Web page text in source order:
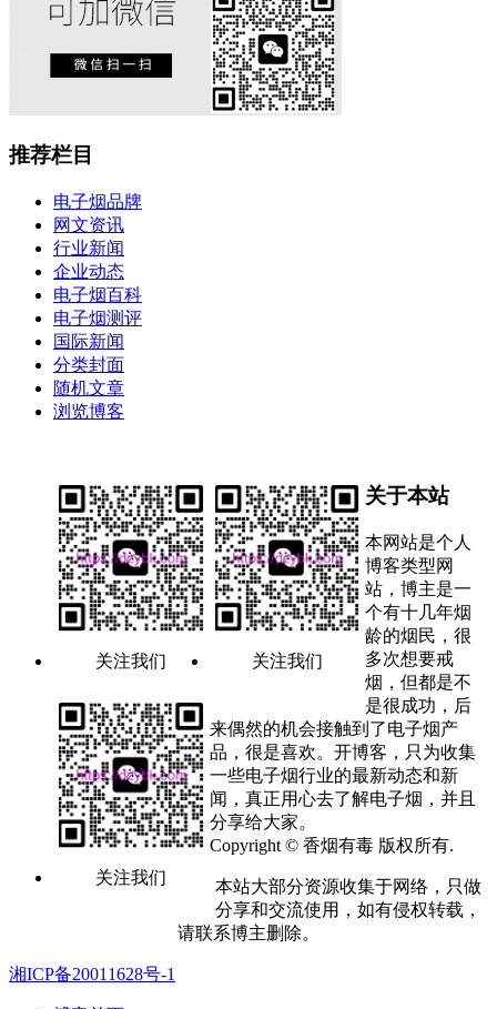
推荐栏目
电子烟品牌
网文资讯
行业新闻
企业动态
电子烟百科
电子烟测评
国际新闻
分类封面
随机文章
浏览博客
关注我们 关注我们
关注我们
关于本站
本网站是个人
博客类型网
站，博主是一
个有十几年烟
龄的烟民，很
多次想要戒
烟，但都是不
是很成功，后
来偶然的机会接触到了电子烟产
品，很是喜欢。开博客，只为收集
一些电子烟行业的最新动态和新
闻，真正用心去了解电子烟，并且
分享给大家。
Copyright © 香烟有毒 版权所有.
本站大部分资源收集于网络，只做
分享和交流使用，如有侵权转载，
请联系博主删除。
湘ICP备20011628号-1